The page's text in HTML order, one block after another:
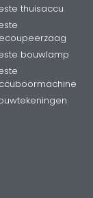
thuisaccu
bouwlamp